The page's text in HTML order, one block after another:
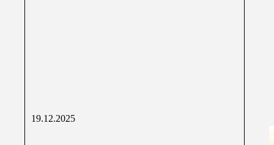
19.12.2025